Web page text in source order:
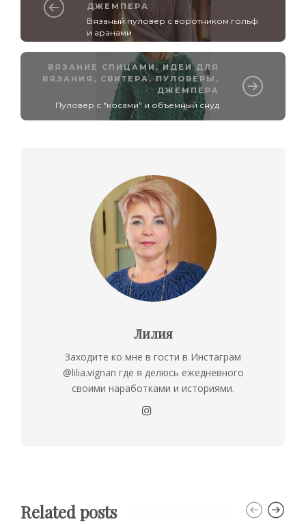
ДЖЕМПЕРА
Вязаный пуловер с воротником гольф
и аранами
ВЯЗАНИЕ СПИЦАМИ ,ИДЕИ ДЛЯ
ВЯЗАНИЯ , СВИТЕРА, ПУЛОВЕРЫ,
ДЖЕМПЕРА
Пуловер с "косами" и объемный снуд
Лилия
Заходите ко мне в гости в Инстаграм
@lilia.vignan где я делюсь ежедневного
своими наработками и историями.
Related posts